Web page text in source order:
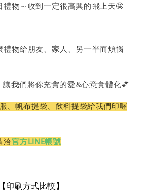
禮物～收到一定很高興的飛上天🤩
物給朋友、家人、另一半而煩惱
讓我們將你充實的愛&心意實體化💕
、帆布提袋、飲料提袋給我們印喔
洽官方LINE帳號
【印刷方式比較】